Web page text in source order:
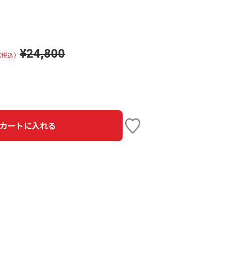
（税込） ¥24,800
カートに入れる